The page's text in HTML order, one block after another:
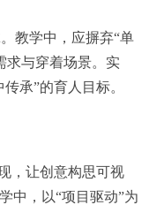
教学中，应摒弃“单
求与穿着场景。实
承”的育人目标。
，让创意构思可视
中，以“项目驱动”为